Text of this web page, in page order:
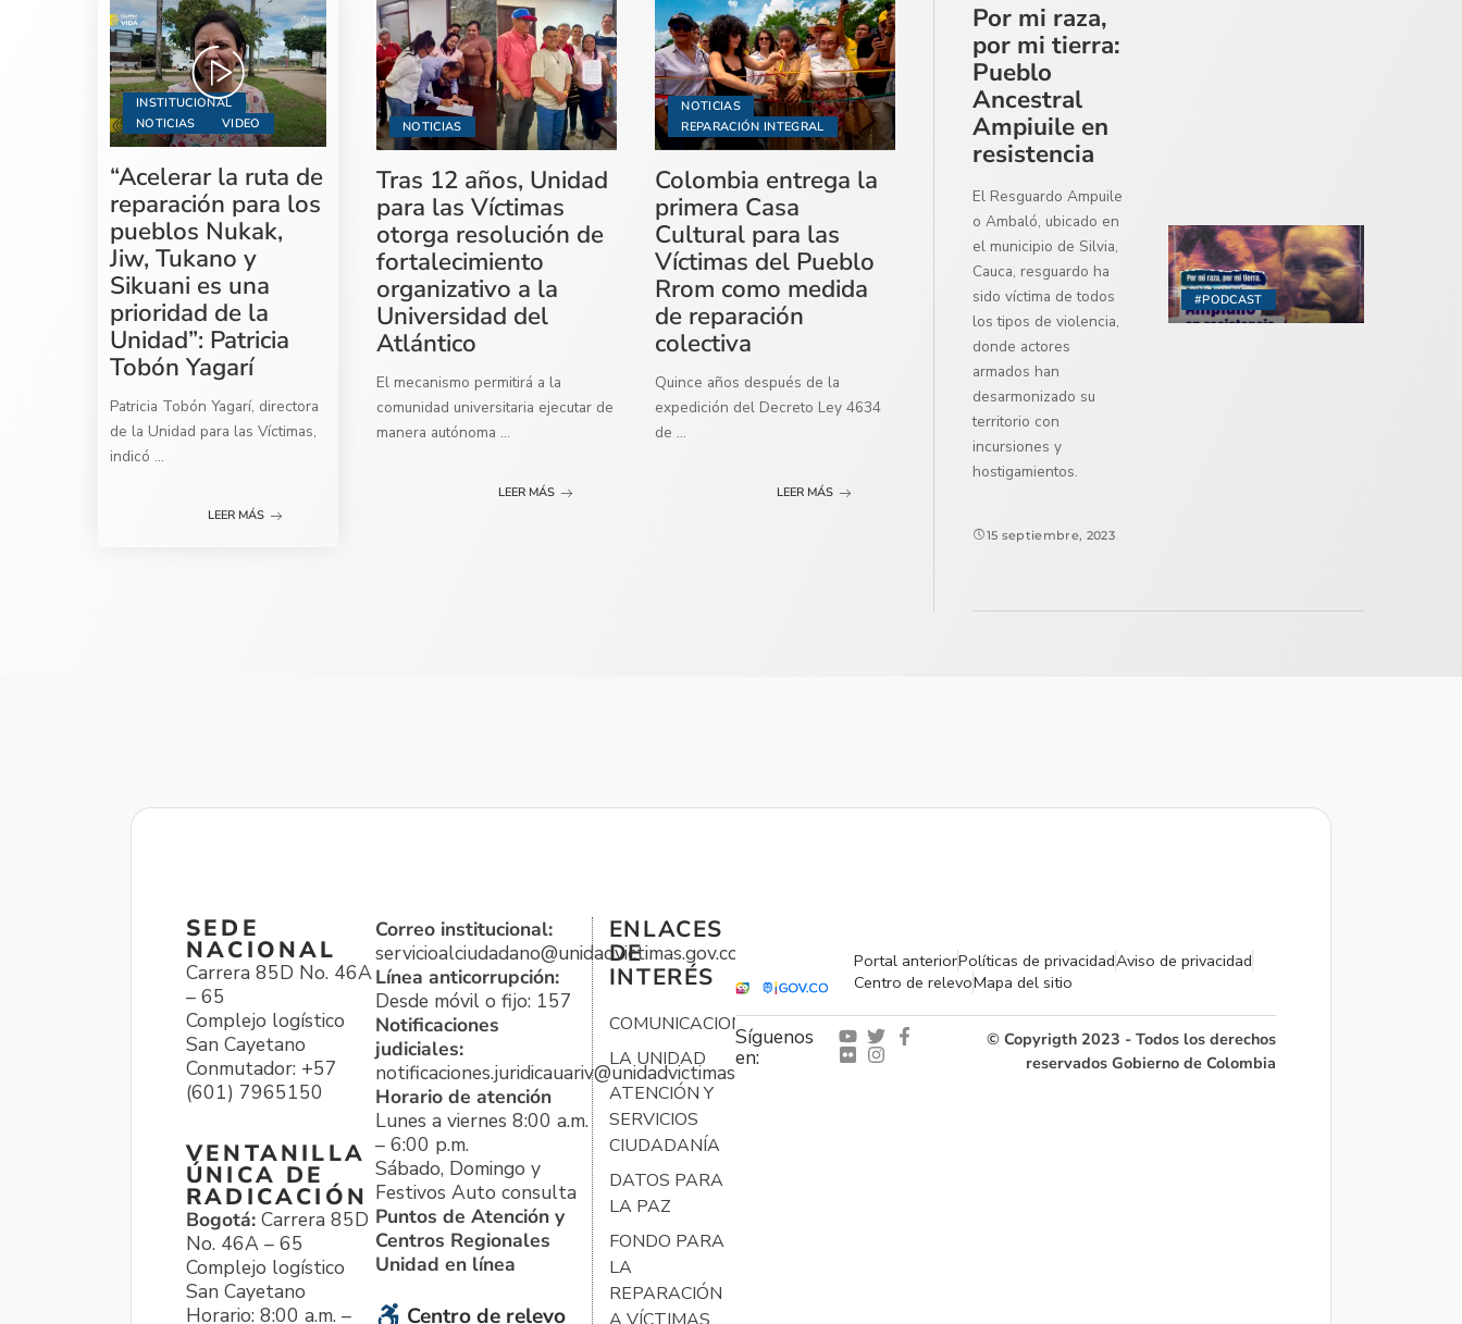
INSTITUCIONAL
NOTICIAS
VIDEO
“Acelerar la ruta de
reparación para los
pueblos Nukak,
Jiw, Tukano y
Sikuani es una
prioridad de la
Unidad”: Patricia
Tobón Yagarí
Patricia Tobón Yagarí, directora
de la Unidad para las Víctimas,
indicó ...
LEER MÁS
NOTICIAS
Tras 12 años, Unidad
para las Víctimas
otorga resolución de
fortalecimiento
organizativo a la
Universidad del
Atlántico
El mecanismo permitirá a la
comunidad universitaria ejecutar de
manera autónoma ...
LEER MÁS
NOTICIAS
REPARACIÓN INTEGRAL
Colombia entrega la
primera Casa
Cultural para las
Víctimas del Pueblo
Rrom como medida
de reparación
colectiva
Quince años después de la
expedición del Decreto Ley 4634
de ...
LEER MÁS
#PODCAST
Por mi raza,
por mi tierra:
Pueblo
Ancestral
Ampiuile en
resistencia
El Resguardo Ampuile
o Ambaló, ubicado en
el municipio de Silvia,
Cauca, resguardo ha
sido víctima de todos
los tipos de violencia,
donde actores
armados han
desarmonizado su
territorio con
incursiones y
hostigamientos.
15 septiembre, 2023
SEDE
NACIONAL
Carrera 85D No. 46A
– 65
Complejo logístico
San Cayetano
Conmutador: +57
(601) 7965150
VENTANILLA
ÚNICA DE
RADICACIÓN
Bogotá: Carrera 85D
No. 46A – 65
Complejo logístico
San Cayetano
Horario: 8:00 a.m. –
Correo institucional:
servicioalciudadano@unidadvictimas.gov.co
Línea anticorrupción:
Desde móvil o fijo: 157
Notificaciones
judiciales:
notificaciones.juridicauariv@unidadvictimas.gov.co
Horario de atención
Lunes a viernes 8:00 a.m.
– 6:00 p.m.
Sábado, Domingo y
Festivos Auto consulta
Puntos de Atención y
Centros Regionales
Unidad en línea
Centro de relevo
ENLACES
DE
INTERÉS
COMUNICACIONES
LA UNIDAD
ATENCIÓN Y
SERVICIOS
CIUDADANÍA
DATOS PARA
LA PAZ
FONDO PARA
LA
REPARACIÓN
A VÍCTIMAS
Portal anteriorPolíticas de privacidadAviso de privacidad
Centro de relevoMapa del sitio
Síguenos
en:
© Copyrigth 2023 - Todos los derechos
reservados Gobierno de Colombia